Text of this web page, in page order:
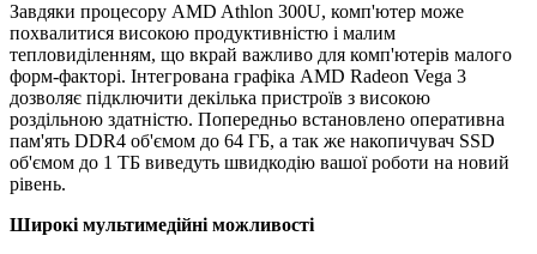
Завдяки процесору AMD Athlon 300U, комп'ютер може
похвалитися високою продуктивністю і малим
тепловиділенням, що вкрай важливо для комп'ютерів малого
форм-факторі. Інтегрована графіка AMD Radeon Vega 3
дозволяє підключити декілька пристроїв з високою
роздільною здатністю. Попередньо встановлено оперативна
пам'ять DDR4 об'ємом до 64 ГБ, а так же накопичувач SSD
об'ємом до 1 ТБ виведуть швидкодію вашої роботи на новий
рівень.
Широкі мультимедійні можливості